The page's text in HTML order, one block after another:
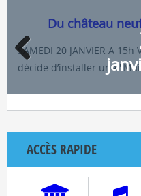
Du château
SAMEDI 20 JANVIER A
décide d’installer une
ACCÈS RAPIDE